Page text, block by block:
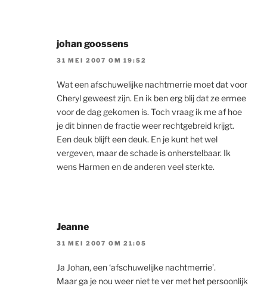
johan goossens
31 MEI 2007 OM 19:52
Wat een afschuwelijke nachtmerrie moet dat voor
Cheryl geweest zijn. En ik ben erg blij dat ze ermee
voor de dag gekomen is. Toch vraag ik me af hoe
je dit binnen de fractie weer rechtgebreid krijgt.
Een deuk blijft een deuk. En je kunt het wel
vergeven, maar de schade is onherstelbaar. Ik
wens Harmen en de anderen veel sterkte.
Jeanne
31 MEI 2007 OM 21:05
Ja Johan, een ‘afschuwelijke nachtmerrie’.
Maar ga je nou weer niet te ver met het persoonlijk